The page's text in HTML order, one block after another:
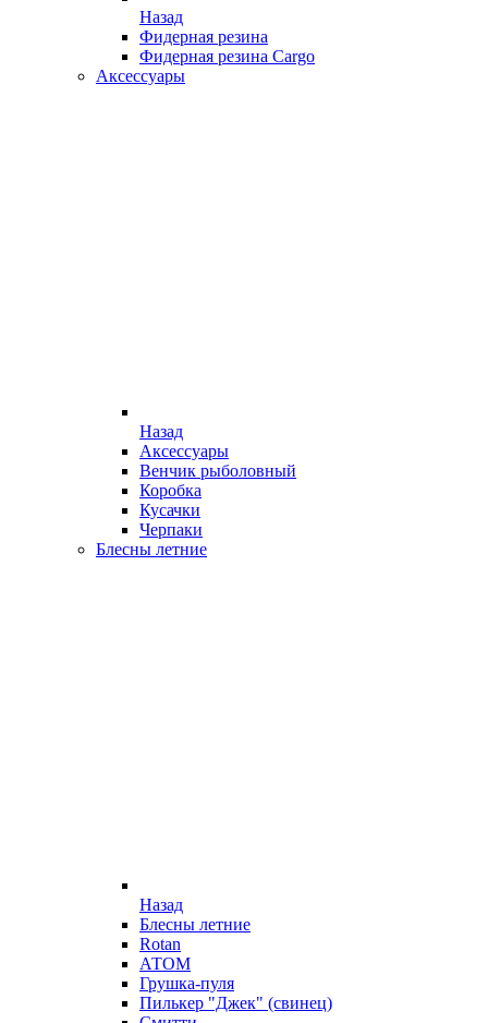
Назад
Фидерная резина
Фидерная резина Cargo
Аксессуары
Назад
Аксессуары
Венчик рыболовный
Коробка
Кусачки
Черпаки
Блесны летние
Назад
Блесны летние
Rotan
АТОМ
Грушка-пуля
Пилькер "Джек" (свинец)